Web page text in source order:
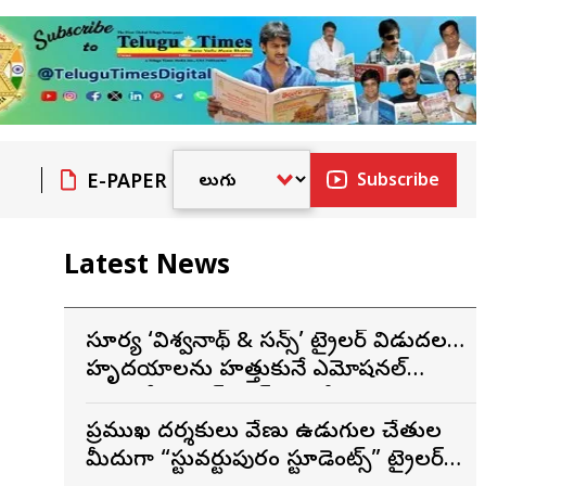
E-PAPER Subscribe
Latest News
సూర్య ‘విశ్వనాథ్ & సన్స్’ ట్రైలర్ విడుదల…
హృదయాలను హత్తుకునే ఎమోషనల్
ప్రముఖ దర్శకులు వేణు ఉడుగుల చేతుల
మీదుగా “స్టువర్టుపురం స్టూడెంట్స్” ట్రైలర్